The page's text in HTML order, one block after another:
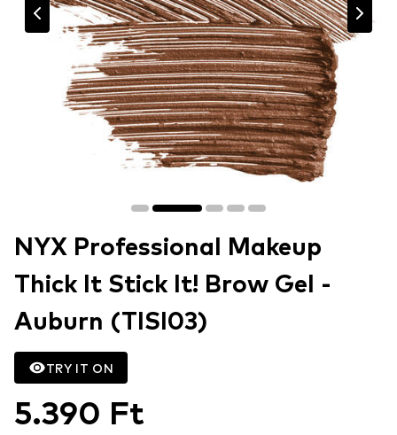
NYX Professional Makeup
Thick It Stick It! Brow Gel -
Auburn (TISI03)
TRY IT ON
5.390 Ft